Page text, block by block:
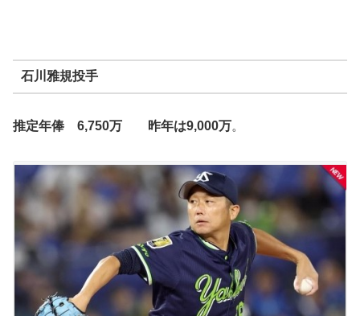
石川雅規投手
推定年俸 6,750万 昨年は9,000万。